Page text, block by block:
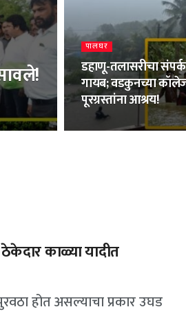
पालघर
डहाणू-तलासरीचा
गायब; वडकुनच्या
पूरग्रस्तांना आश्रय!
काळ्या यादीत
होत असल्याचा प्रकार उघड